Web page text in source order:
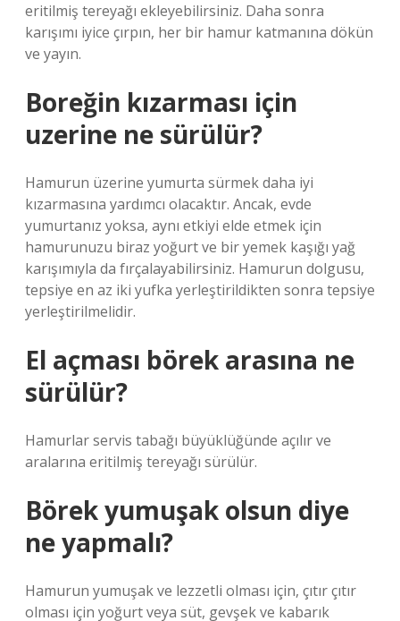
eritilmiş tereyağı ekleyebilirsiniz. Daha sonra
karışımı iyice çırpın, her bir hamur katmanına dökün
ve yayın.
Boreğin kızarması için
uzerine ne sürülür?
Hamurun üzerine yumurta sürmek daha iyi
kızarmasına yardımcı olacaktır. Ancak, evde
yumurtanız yoksa, aynı etkiyi elde etmek için
hamurunuzu biraz yoğurt ve bir yemek kaşığı yağ
karışımıyla da fırçalayabilirsiniz. Hamurun dolgusu,
tepsiye en az iki yufka yerleştirildikten sonra tepsiye
yerleştirilmelidir.
El açması börek arasına ne
sürülür?
Hamurlar servis tabağı büyüklüğünde açılır ve
aralarına eritilmiş tereyağı sürülür.
Börek yumuşak olsun diye
ne yapmalı?
Hamurun yumuşak ve lezzetli olması için, çıtır çıtır
olması için yoğurt veya süt, gevşek ve kabarık